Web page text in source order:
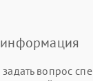
вопрос